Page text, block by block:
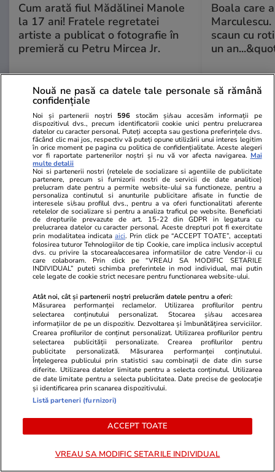
Cum arată fiul Mădălinei Manole
la 17 ani! Fratele regretatei
artiste a publicat o fotografie în
premieră cu Petru Mircea Jr.
Boala care
scaun cu
un
POLITIC
Politică 23 iul.
Răspunsul premierului Ilie
Bolojan, întrebat dacă este
pregătit să asigure interimatul
la Guvern până la finalul anului
și de ce nu pleacă
Politică 23 iul.
Ilie Bolojan cere ca declarațiile
de avere ale demnitarilor să fie
publicate pe site-ul ANI: „Vom
susține în Parlament acest
lucru”
PARTENERI
Nouă ne pasă ca datele tale personale să rămână
confidențiale
Noi și partenerii noștri 596 stocăm și/sau accesăm informații pe
dispozitivul dvs., precum identificatorii cookie unici pentru prelucrarea
datelor cu caracter personal. Puteți accepta sau gestiona preferințele dvs.
făcând clic mai jos, respectiv vă puteți opune utilizării unui interes legitim
în orice moment pe pagina cu politica de confidențialitate. Aceste alegeri
vor fi raportate partenerilor noștri și nu vă vor afecta navigarea. Mai
multe detalii
Noi si partenerii nostri (retelele de socializare si agentiile de publicitate
partenere, precum si furnizorii nostri de servicii de date analitice)
prelucram date pentru a permite website-ului sa functioneze, pentru a
personaliza continutul si anunturile publicitare afisate in functie de
interesele si/sau profilul dvs., pentru a va oferi functionalitati aferente
retelelor de socializare si pentru a analiza traficul pe website. Beneficiati
de drepturile prevazute de art. 15-22 din GDPR in legatura cu
prelucrarea datelor cu caracter personal. Aceste drepturi pot fi exercitate
prin modalitatea indicataaici. Prin click pe “ACCEPT TOATE”, acceptati
folosirea tuturor Tehnologiilor de tip Cookie, care implica inclusiv acceptul
dvs. cu privire la stocarea/accesarea informatiilor de catre Vendor-ii cu
care colaboram. Prin click pe “VREAU SA MODIFIC SETARILE
INDIVIDUAL” puteti schimba preferintele in mod individual, mai putin
cele legate de cookie strict necesare pentru functionarea website-ului.
Atât noi, cât și partenerii noștri prelucrăm datele pentru a oferi:
Măsurarea performanței reclamelor. Utilizarea profilurilor pentru
selectarea conținutului personalizat. Stocarea și/sau accesarea
informațiilor de pe un dispozitiv. Dezvoltarea și îmbunătățirea serviciilor.
Crearea profilurilor de conținut personalizat. Utilizarea profilurilor pentru
selectarea publicității personalizate. Crearea profilurilor pentru
publicitate personalizată. Măsurarea performanței conținutului.
Înțelegerea publicului prin statistici sau combinații de date din surse
diferite. Utilizarea datelor limitate pentru a selecta conținutul. Utilizarea
de date limitate pentru a selecta publicitatea. Date precise de geolocație
și identificarea prin scanarea dispozitivului.
Listă parteneri (furnizori)
ACCEPT TOATE
VREAU SA MODIFIC SETARILE INDIVIDUAL